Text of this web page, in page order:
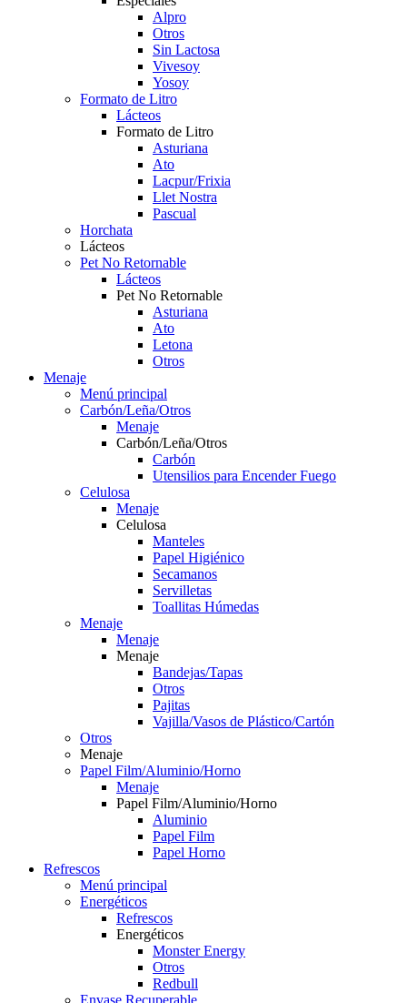
Alpro
Otros
Sin Lactosa
Vivesoy
Yosoy
Formato de Litro
Lácteos
Formato de Litro
Asturiana
Ato
Lacpur/Frixia
Llet Nostra
Pascual
Horchata
Lácteos
Pet No Retornable
Lácteos
Pet No Retornable
Asturiana
Ato
Letona
Otros
Menaje
Menú principal
Carbón/Leña/Otros
Menaje
Carbón/Leña/Otros
Carbón
Utensilios para Encender Fuego
Celulosa
Menaje
Celulosa
Manteles
Papel Higiénico
Secamanos
Servilletas
Toallitas Húmedas
Menaje
Menaje
Menaje
Bandejas/Tapas
Otros
Pajitas
Vajilla/Vasos de Plástico/Cartón
Otros
Menaje
Papel Film/Aluminio/Horno
Menaje
Papel Film/Aluminio/Horno
Aluminio
Papel Film
Papel Horno
Refrescos
Menú principal
Energéticos
Refrescos
Energéticos
Monster Energy
Otros
Redbull
Envase Recuperable